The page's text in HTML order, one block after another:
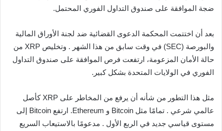
ضجة الموافقة على صندوق التداول الفوري المحتمل.
بعد أن اختتمت المحكمة الدعوى القضائية ضد لجنة الأوراق المالية
والبورصة (SEC) في وقت سابق من هذا الشهر . وتخليص XRP من
حالة الأمان المزعومة، ارتفعت فرص الموافقة على صندوق التداول
الفوري في الولايات المتحدة بشكل كبير.
مثل هذا التطور من شأنه أن يرفع من المخاطر على XRP كأصل
عالمي شرعي . تمامًا مثل Bitcoin و Ethereum. ارتفع Bitcoin إلى
مستوى قياسي جديد في الربع الأول . مدعومًا بالاستيعاب السريع